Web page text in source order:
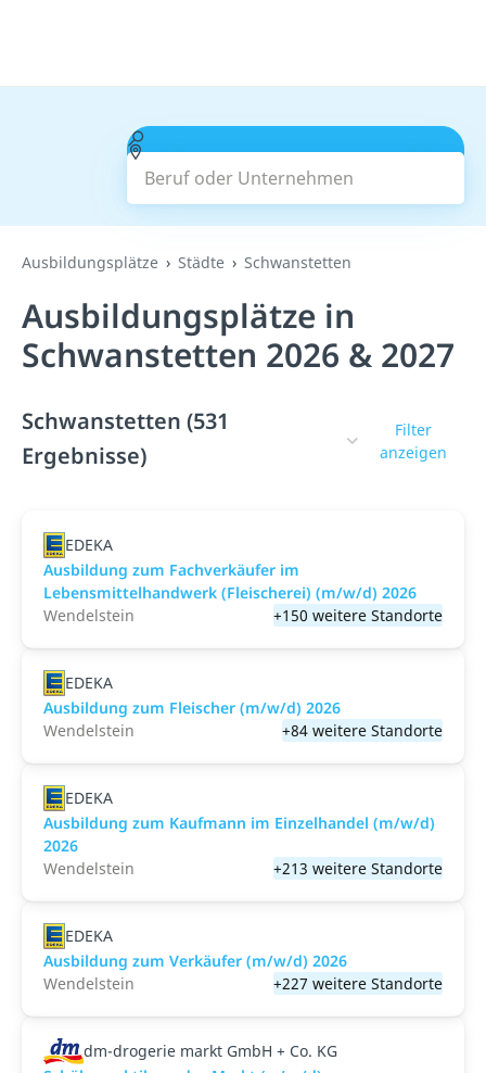
Beruf oder Unternehmen
Suchen
Ausbildungsplätze Städte Schwanstetten
Ausbildungsplätze in
Schwanstetten 2026 & 2027
Schwanstetten (531
Ergebnisse)
Filter
anzeigen
EDEKA
Ausbildung zum Fachverkäufer im
Lebensmittelhandwerk (Fleischerei) (m/w/d) 2026
Wendelstein
+150 weitere Standorte
EDEKA
Ausbildung zum Fleischer (m/w/d) 2026
Wendelstein
+84 weitere Standorte
EDEKA
Ausbildung zum Kaufmann im Einzelhandel (m/w/d)
2026
Wendelstein
+213 weitere Standorte
EDEKA
Ausbildung zum Verkäufer (m/w/d) 2026
Wendelstein
+227 weitere Standorte
dm-drogerie markt GmbH + Co. KG